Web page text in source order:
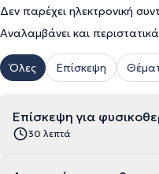
Δεν παρέχει ηλεκτρονική
Αναλαμβάνει και
Όλες Επίσκεψη
Επίσκεψη για
30 λεπτά